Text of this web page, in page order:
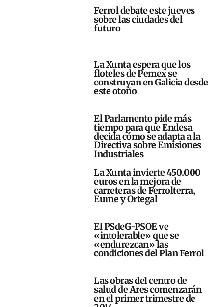
Ferrol debate este jueves
sobre las ciudades del
futuro
La Xunta espera que los
floteles de Pemex se
construyan en Galicia desde
este otoño
El Parlamento pide más
tiempo para que Endesa
decida cómo se adapta a la
Directiva sobre Emisiones
Industriales
La Xunta invierte 450.000
euros en la mejora de
carreteras de Ferrolterra,
Eume y Ortegal
El PSdeG-PSOE ve
«intolerable» que se
«endurezcan» las
condiciones del Plan Ferrol
Las obras del centro de
salud de Ares comenzarán
en el primer trimestre de